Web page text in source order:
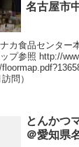
名古屋市
カ食品センター
プ参照 http://
問）
とんかつ
＠愛知県